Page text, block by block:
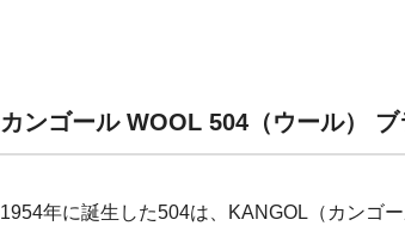
カンゴール WOOL 504（ウール）
1954年に誕生した504は、KANGOL（カンゴ